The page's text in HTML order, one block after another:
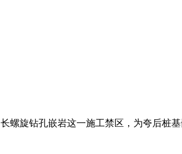
螺旋钻孔嵌岩这一施工禁区，为夸后桩